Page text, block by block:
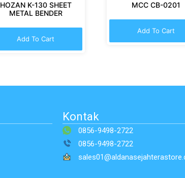
HOZAN K-130 SHEET
METAL BENDER
Add To Cart
MCC CB-0201
Add To Cart
Kontak
0856-9498-2722
0856-9498-2722